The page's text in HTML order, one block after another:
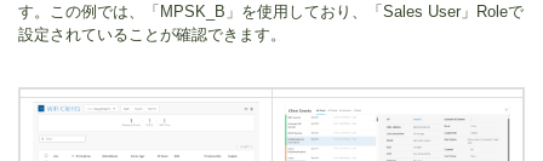
す。この例では、「MPSK_B」を使用しており、「Sales User」Roleで
設定されていることが確認できます。